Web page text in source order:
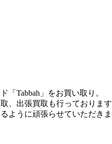
「Tabbah」をお買い取り。
、出張買取も行っておりま
ように頑張らせていただきま